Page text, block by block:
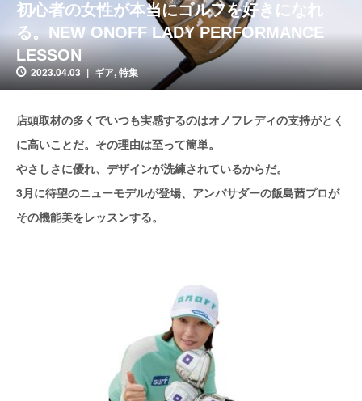
初心者の女性が本当にゴルフを好きになれ
る。NEW ONOFF LADY PERFORMANCE
LESSON
2023.04.03 ギア,特集
店頭取材の多くでいつも実感するのはオノフレディの支持がとく
に高いことだ。その理由は至って簡単。
やさしさに優れ、デザインが洗練されているからだ。
3月に待望のニューモデルが登場、アンバサダーの飯島茜プロが
その機能美をレッスンする。